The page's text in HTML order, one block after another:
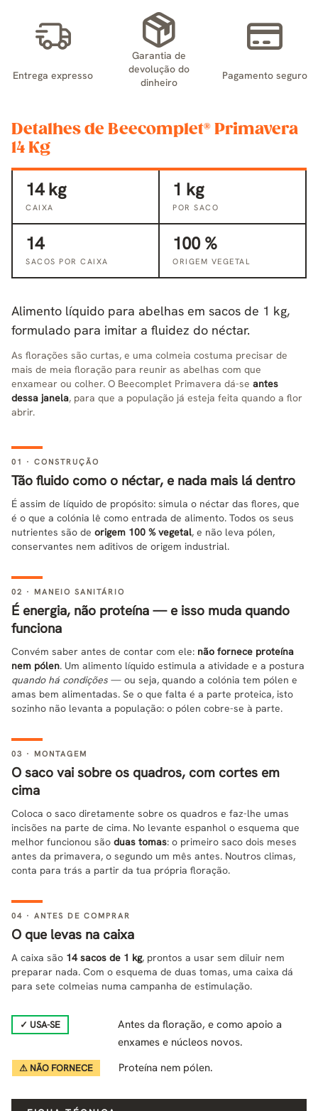
Entrega expresso
Garantia de
devolução do
dinheiro
Pagamento seguro
Detalhes de Beecomplet® Primavera
14 Kg
14 kg
CAIXA
1 kg
POR SACO
14
SACOS POR CAIXA
100 %
ORIGEM VEGETAL
Alimento líquido para abelhas em sacos de 1 kg,
formulado para imitar a fluidez do néctar.
As florações são curtas, e uma colmeia costuma precisar de
mais de meia floração para reunir as abelhas com que
enxamear ou colher. O Beecomplet Primavera dá-se antes
dessa janela, para que a população já esteja feita quando a flor
abrir.
01 · CONSTRUÇÃO
Tão fluido como o néctar, e nada mais lá dentro
É assim de líquido de propósito: simula o néctar das flores, que
é o que a colónia lê como entrada de alimento. Todos os seus
nutrientes são de origem 100 % vegetal, e não leva pólen,
conservantes nem aditivos de origem industrial.
02 · MANEIO SANITÁRIO
É energia, não proteína — e isso muda quando
funciona
Convém saber antes de contar com ele: não fornece proteína
nem pólen. Um alimento líquido estimula a atividade e a postura
quando há condições — ou seja, quando a colónia tem pólen e
amas bem alimentadas. Se o que falta é a parte proteica, isto
sozinho não levanta a população: o pólen cobre-se à parte.
03 · MONTAGEM
O saco vai sobre os quadros, com cortes em
cima
Coloca o saco diretamente sobre os quadros e faz-lhe umas
incisões na parte de cima. No levante espanhol o esquema que
melhor funcionou são duas tomas: o primeiro saco dois meses
antes da primavera, o segundo um mês antes. Noutros climas,
conta para trás a partir da tua própria floração.
04 · ANTES DE COMPRAR
O que levas na caixa
A caixa são 14 sacos de 1 kg, prontos a usar sem diluir nem
preparar nada. Com o esquema de duas tomas, uma caixa dá
para sete colmeias numa campanha de estimulação.
✓ USA-SE
Antes da floração, e como apoio a
enxames e núcleos novos.
⚠ NÃO FORNECE Proteína nem pólen.